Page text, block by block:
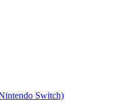
Switch)